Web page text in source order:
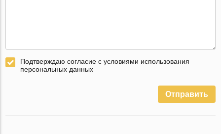
Подтверждаю согласие с условиями использования
персональных данных
Отправить